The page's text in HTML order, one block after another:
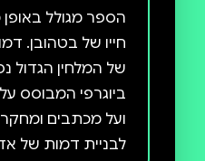
הספר מגולל
חייו של בטהובן.
של המלחין הגדול
ביוגרפי המבוסס
ועל מכתבים
לבניית דמות של